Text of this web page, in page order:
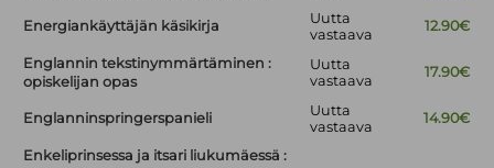
Energiankäyttäjän käsikirja
Uutta
vastaava
12.90€
Englannin tekstinymmärtäminen :
opiskelijan opas
Uutta
vastaava
17.90€
Englanninspringerspanieli
Uutta
vastaava
14.90€
Enkeliprinsessa ja itsari liukumäessä :